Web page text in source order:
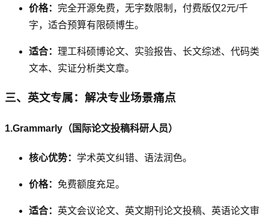
价格： 完全开源免费，无字数限制，付费版仅2元/千
字，适合预算有限硕博生。
适合： 理工科硕博论文、实验报告、长文综述、代码类
文本、实证分析类文章。
三、英文专属：解决专业场景痛点
1.Grammarly（国际论文投稿科研人员）
核心优势： 学术英文纠错、语法润色。
价格： 免费额度充足。
适合： 英文会议论文、英文期刊论文投稿、英语论文审